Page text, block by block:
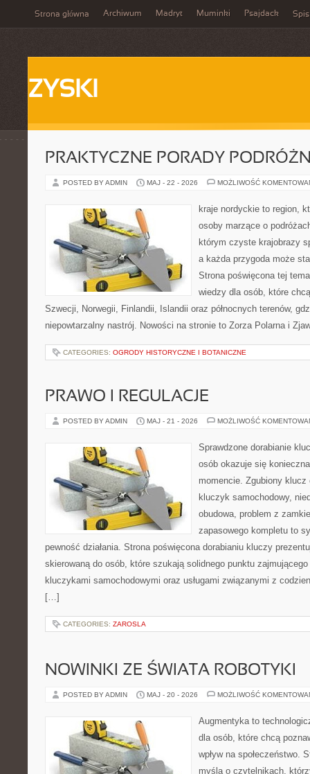
Strona główna Archiwum Madryt Muminki Psajdack Spis
ZYSKI
PRAKTYCZNE PORADY
POSTED BY ADMIN MAJ - 22 - 2026 MOŻLIWOŚĆ
kraje nordyckie to region,
osoby marzące o
którym czyste krajobrazy
a każda przygoda może
Strona poświęcona tej
wiedzy dla osób, które
Szwecji, Norwegii, Finlandii, Islandii oraz północnych terenów,
niepowtarzalny nastrój. Nowości na stronie to Zorza Polarna i
CATEGORIES: OGRODY HISTORYCZNE I BOTANICZNE
PRAWO I REGULACJE
POSTED BY ADMIN MAJ - 21 - 2026 MOŻLIWOŚĆ
Sprawdzone dorabianie
osób okazuje się
momencie. Zgubiony
kluczyk samochodowy,
obudowa, problem z
zapasowego kompletu to
pewność działania. Strona poświęcona dorabianiu kluczy
skierowaną do osób, które szukają solidnego punktu
kluczykami samochodowymi oraz usługami związanymi z
[…]
CATEGORIES: ZAROSLA
NOWINKI ZE ŚWIATA ROBOTYKI
POSTED BY ADMIN MAJ - 20 - 2026 MOŻLIWOŚĆ
Augmentyka to
dla osób, które chcą
wpływ na społeczeństwo.
myślą o czytelnikach,